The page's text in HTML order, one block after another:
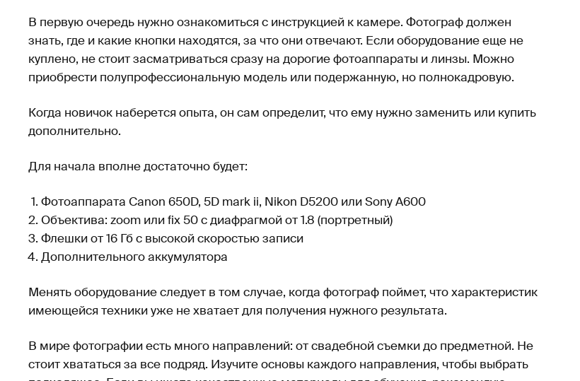
В первую очередь нужно ознакомиться с инструкцией к камере. Фотограф должен
знать, где и какие кнопки находятся, за что они отвечают. Если оборудование еще не
куплено, не стоит засматриваться сразу на дорогие фотоаппараты и линзы. Можно
приобрести полупрофессиональную модель или подержанную, но полнокадровую.
Когда новичок наберется опыта, он сам определит, что ему нужно заменить или купить
дополнительно.
Для начала вполне достаточно будет:
Фотоаппарата Canon 650D, 5D mark ii, Nikon D5200 или Sony A600
Объектива: zoom или fix 50 с диафрагмой от 1.8 (портретный)
Флешки от 16 Гб с высокой скоростью записи
Дополнительного аккумулятора
Менять оборудование следует в том случае, когда фотограф поймет, что характеристик
имеющейся техники уже не хватает для получения нужного результата.
В мире фотографии есть много направлений: от свадебной съемки до предметной. Не
стоит хвататься за все подряд. Изучите основы каждого направления, чтобы выбрать